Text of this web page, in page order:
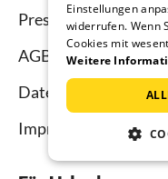
Presse
AGB
Datenschutz
Impressum
Einstellungen
widerrufen. Wenn
Cookies mit
Weitere